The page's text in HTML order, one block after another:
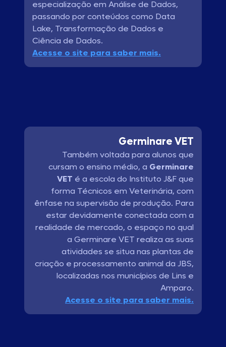
especialização em Análise de Dados,
passando por conteúdos como Data
Lake, Transformação de Dados e
Ciência de Dados.
Acesse o site para saber mais.
Germinare VET
Também voltada para alunos que
cursam o ensino médio, a Germinare
VET é a escola do Instituto J&F que
forma Técnicos em Veterinária, com
ênfase na supervisão de produção. Para
estar devidamente conectada com a
realidade de mercado, o espaço no qual
a Germinare VET realiza as suas
atividades se situa nas plantas de
criação e processamento animal da JBS,
localizadas nos municípios de Lins e
Amparo.
Acesse o site para saber mais.